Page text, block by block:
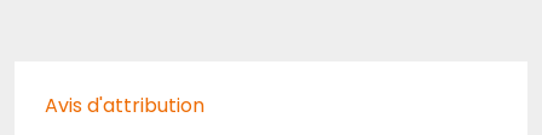
Avis d'attribution